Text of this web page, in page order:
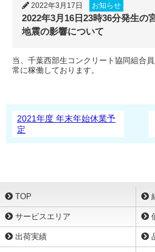
2022年3月17日 お知らせ
2022年3月16日23時36分発生の
地震の影響について
当、千葉西部生コンクリート協同組合
常に稼働しております。
2021年度 年末年始休業予
定
TOP
サービスエリア
出荷実績